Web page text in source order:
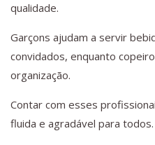
qualidade.
Garçons ajudam a servir
convidados, enquanto
organização.
Contar com esses
fluida e agradável para todos.